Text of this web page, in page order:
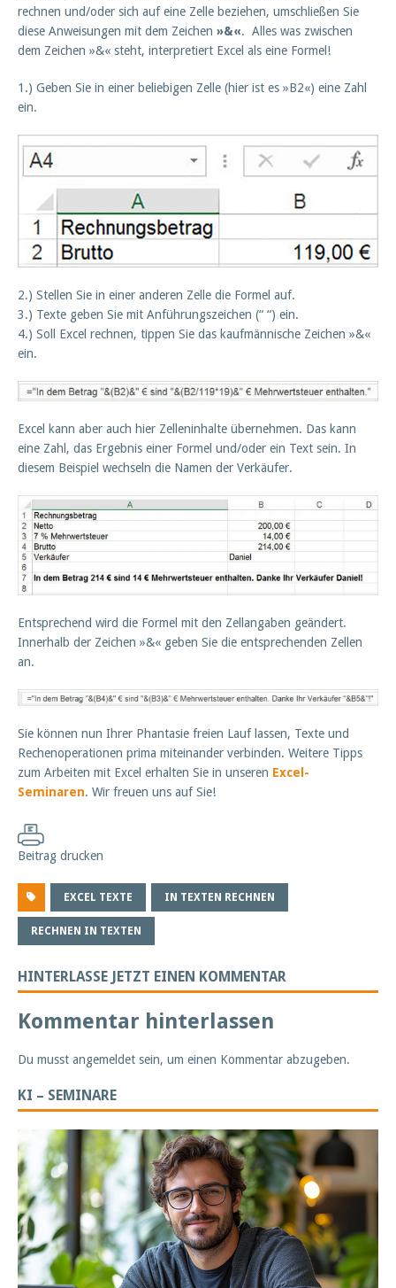
rechnen und/oder sich auf eine Zelle beziehen, umschließen Sie
diese Anweisungen mit dem Zeichen »&«. Alles was zwischen
dem Zeichen »&« steht, interpretiert Excel als eine Formel!
1.) Geben Sie in einer beliebigen Zelle (hier ist es »B2«) eine Zahl
ein.
2.) Stellen Sie in einer anderen Zelle die Formel auf.
3.) Texte geben Sie mit Anführungszeichen (“ “) ein.
4.) Soll Excel rechnen, tippen Sie das kaufmännische Zeichen »&«
ein.
Excel kann aber auch hier Zelleninhalte übernehmen. Das kann
eine Zahl, das Ergebnis einer Formel und/oder ein Text sein. In
diesem Beispiel wechseln die Namen der Verkäufer.
Entsprechend wird die Formel mit den Zellangaben geändert.
Innerhalb der Zeichen »&« geben Sie die entsprechenden Zellen
an.
Sie können nun Ihrer Phantasie freien Lauf lassen, Texte und
Rechenoperationen prima miteinander verbinden. Weitere Tipps
zum Arbeiten mit Excel erhalten Sie in unseren Excel-
Seminaren. Wir freuen uns auf Sie!
Beitrag drucken
EXCEL TEXTE IN TEXTEN RECHNEN
RECHNEN IN TEXTEN
HINTERLASSE JETZT EINEN KOMMENTAR
Kommentar hinterlassen
Du musst angemeldet sein, um einen Kommentar abzugeben.
KI – SEMINARE